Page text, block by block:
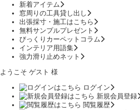
新着アイテム
窓周りの工具貸し出し
出張採寸・施工はこちら
無料サンプルプレゼント
びっくりカーペットコラム
インテリア用語集
強力滑り止めネット
ようこそ ゲスト 様
ログイン
新規会員登録
閲覧履歴